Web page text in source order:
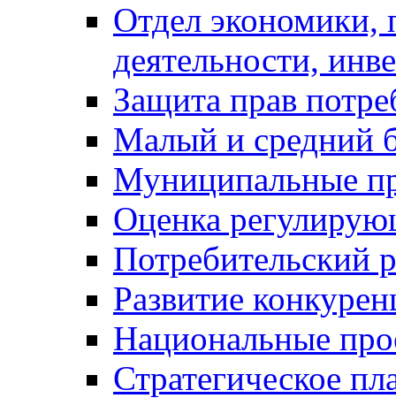
Отдел экономики,
деятельности,
Защита прав
Малый и средний
Муниципальные
Оценка
Потребительский
Развитие
Национальные
Стратегическое